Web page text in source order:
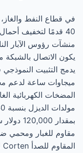
40 قدمًا لتخفيف
منشآت رؤوس الآبار
يكون الاتصال
المضخات الكهربائية
بمقدار
مقاوم للغبار ومحمي